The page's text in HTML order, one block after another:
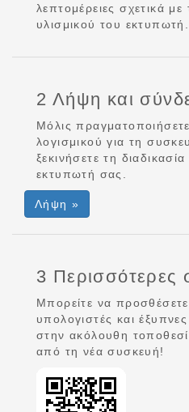
λεπτομέρειες σχετικά
υλισμικού του εκτυπωτή.
2 Λήψη και
Μόλις
λογισμικού για τη
ξεκινήσετε τη
εκτυπωτή σας.
Λήψη »
3 Περισσότερες
Μπορείτε να
υπολογιστές και
στην ακόλουθη
από τη νέα συσκευή!